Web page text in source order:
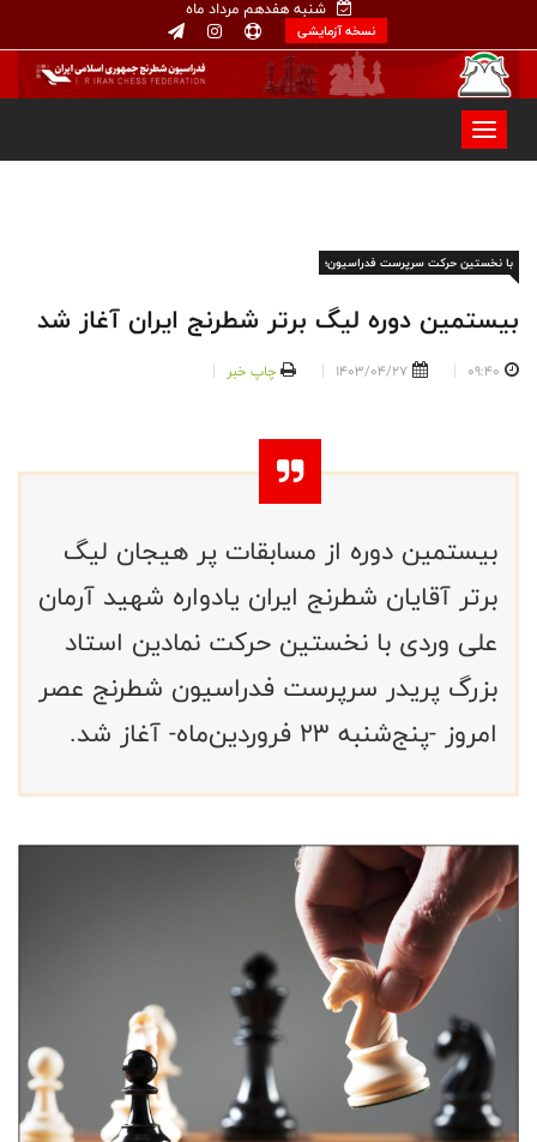
شنبه هفدهم مرداد ماه
نسخه آزمایشی
با نخستین حرکت سرپرست فدراسیون؛
بیستمین دوره لیگ برتر شطرنج ایران آغاز شد
09:40
1403/04/27 چاپ خبر
بیستمین دوره از مسابقات پر هیجان لیگ
برتر آقایان شطرنج ایران یادواره شهید آرمان
علی وردی با نخستین حرکت نمادین استاد
بزرگ پریدر سرپرست فدراسیون شطرنج عصر
امروز -پنج‌شنبه 23 فروردین‌ماه- آغاز شد.